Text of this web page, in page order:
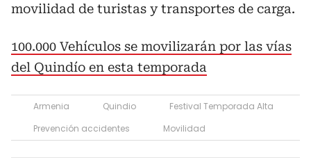
movilidad de turistas y transportes de carga.
100.000 Vehículos se movilizarán por las vías
del Quindío en esta temporada
Armenia Quindio
Festival Temporada Alta
Prevención accidentes
Movilidad